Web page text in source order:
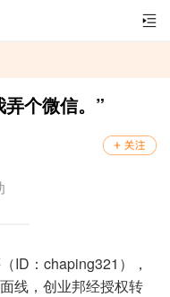
个微信。”
ID：chaping321），
线 ，创业邦经授权转